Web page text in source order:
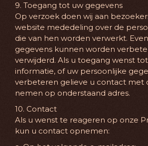
9. Toegang tot uw gegevens
Op verzoek doen wij aan
website mededeling over de
die van hen worden verwerkt.
gegevens kunnen worden
verwijderd. Als u toegang wenst
informatie, of uw persoonlijke
verbeteren gelieve u contact met
nemen op onderstaand adres.
10. Contact
Als u wenst te reageren op onze
kun u contact opnemen: